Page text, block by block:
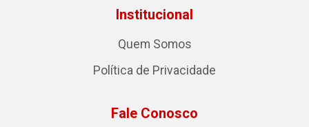
Institucional
Quem Somos
Política de Privacidade
Fale Conosco